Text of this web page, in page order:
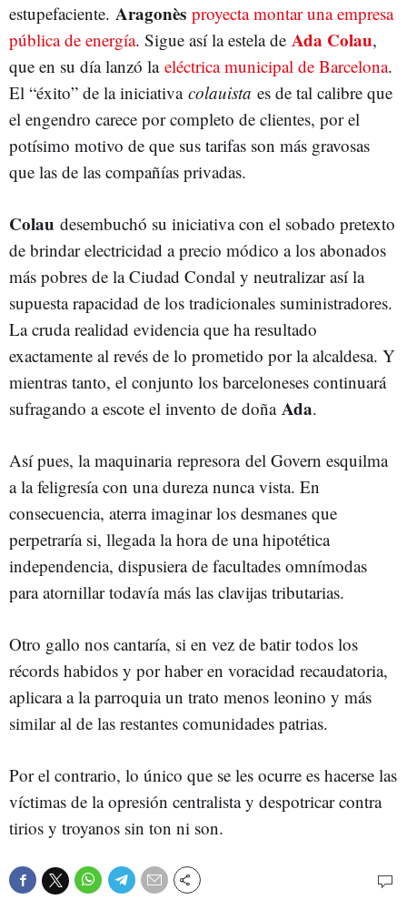
estupefaciente. Aragonès proyecta montar una empresa
pública de energía. Sigue así la estela de Ada Colau,
que en su día lanzó la eléctrica municipal de Barcelona.
El “éxito” de la iniciativa colauista es de tal calibre que
el engendro carece por completo de clientes, por el
potísimo motivo de que sus tarifas son más gravosas
que las de las compañías privadas.
Colau desembuchó su iniciativa con el sobado pretexto
de brindar electricidad a precio módico a los abonados
más pobres de la Ciudad Condal y neutralizar así la
supuesta rapacidad de los tradicionales suministradores.
La cruda realidad evidencia que ha resultado
exactamente al revés de lo prometido por la alcaldesa. Y
mientras tanto, el conjunto los barceloneses continuará
sufragando a escote el invento de doña Ada.
Así pues, la maquinaria represora del Govern esquilma
a la feligresía con una dureza nunca vista. En
consecuencia, aterra imaginar los desmanes que
perpetraría si, llegada la hora de una hipotética
independencia, dispusiera de facultades omnímodas
para atornillar todavía más las clavijas tributarias.
Otro gallo nos cantaría, si en vez de batir todos los
récords habidos y por haber en voracidad recaudatoria,
aplicara a la parroquia un trato menos leonino y más
similar al de las restantes comunidades patrias.
Por el contrario, lo único que se les ocurre es hacerse las
víctimas de la opresión centralista y despotricar contra
tirios y troyanos sin ton ni son.